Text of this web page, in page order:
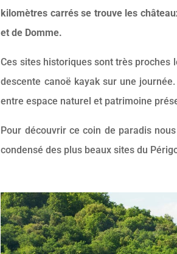
kilomètres carrés se trouve les
et de Domme.
Ces sites historiques sont très proches
descente canoë kayak sur une
entre espace naturel et patrimoine
Pour découvrir ce coin de paradis
condensé des plus beaux sites du